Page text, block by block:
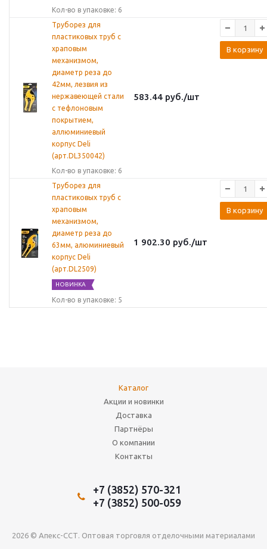
Кол-во в упаковке: 6
Труборез для
пластиковых труб с
храповым
механизмом,
диаметр реза до
42мм, лезвия из
нержавеющей стали
с тефлоновым
покрытием,
аллюминиевый
корпус Deli
(арт.DL350042)
Кол-во в упаковке: 6
583.44 руб./шт
В корзину
Труборез для
пластиковых труб с
храповым
механизмом,
диаметр реза до
63мм, алюминиевый
корпус Deli
(арт.DL2509)
НОВИНКА
Кол-во в упаковке: 5
1 902.30 руб./шт
В корзину
Каталог
Акции и новинки
Доставка
Партнёры
О компании
Контакты
+7 (3852) 570-321
+7 (3852) 500-059
2026 © Апекс-ССТ. Оптовая торговля отделочными материалами